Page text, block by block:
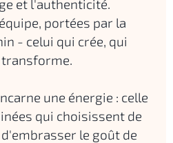
et l'authenticité.
portées par la
- celui qui crée, qui
une énergie : celle
qui choisissent de
le goût de